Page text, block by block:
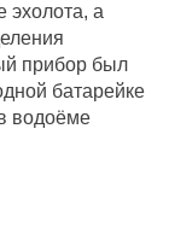
эхолота, а
прибор был
батарейке
водоёме